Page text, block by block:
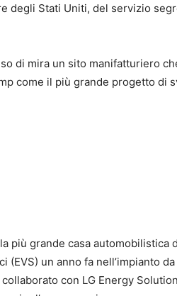
degli Stati Uniti, del servizio
di mira un sito manifatturiero
come il più grande progetto di
più grande casa automobilistica
un anno fa nell’impianto
con LG Energy